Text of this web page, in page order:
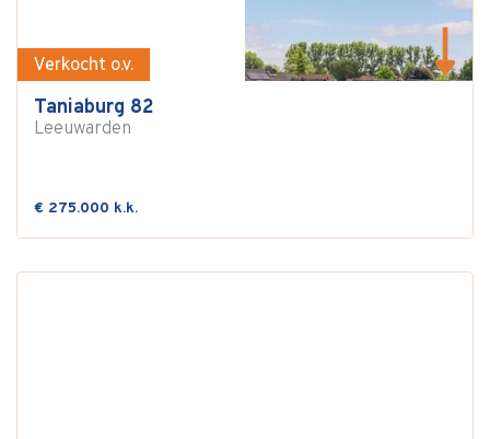
Verkocht o.v.
Taniaburg 82
Leeuwarden
€ 275.000 k.k.